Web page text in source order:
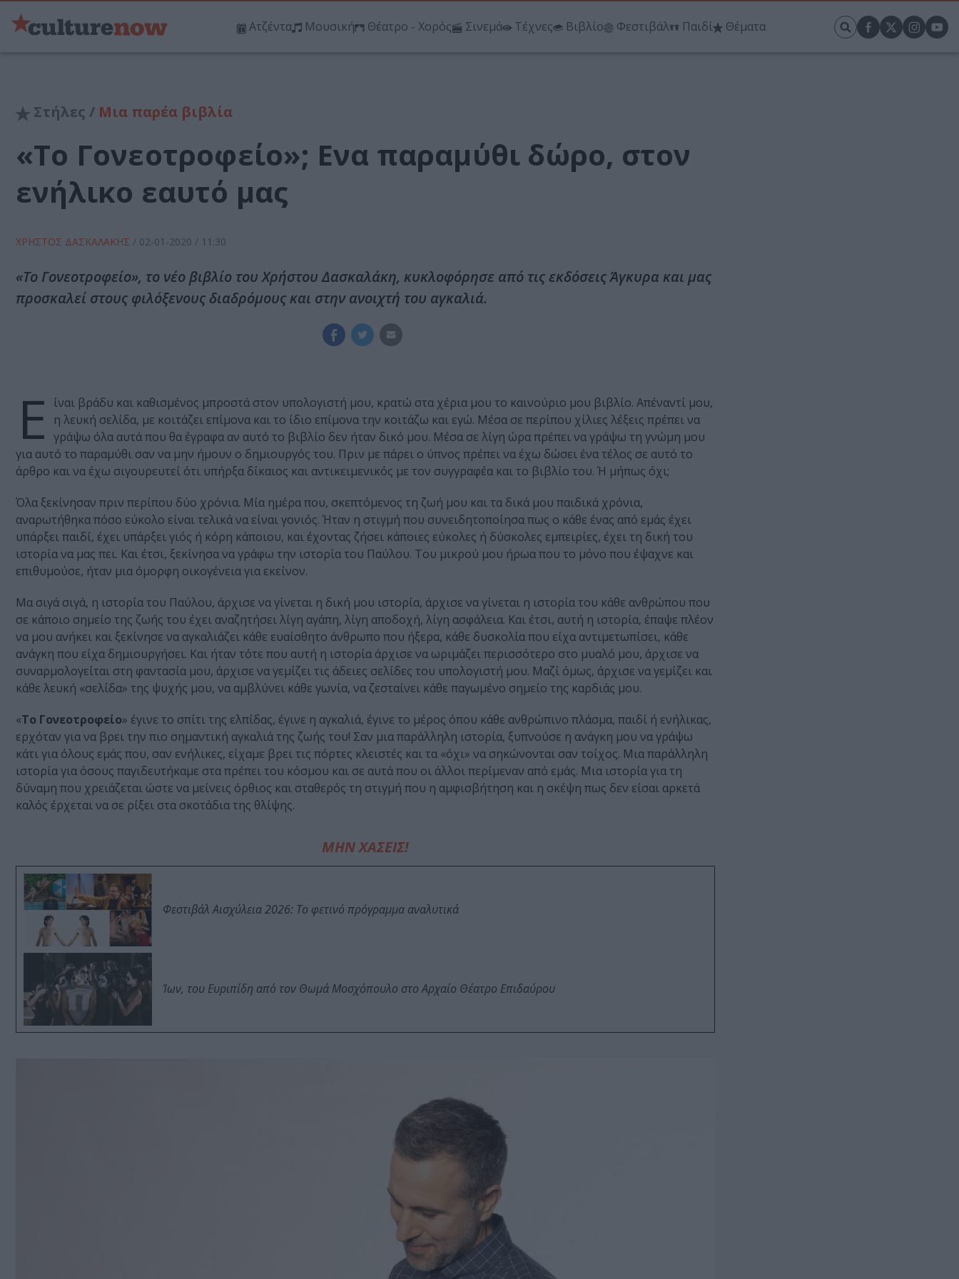
Ατζέντα Μουσική Θέατρο - Χορός Σινεμά Τέχνες Βιβλίο Φεστιβάλ Παιδί Θέματα
Στήλες / Μια παρέα βιβλία
«Το Γονεοτροφείο»; Eνα παραμύθι δώρο, στον
ενήλικο εαυτό μας
ΧΡΗΣΤΟΣ ΔΑΣΚΑΛΑΚΗΣ / 02-01-2020 / 11:30
«Το Γονεοτροφείο», το νέο βιβλίο του Χρήστου Δασκαλάκη, κυκλοφόρησε από τις εκδόσεις Άγκυρα και μας
προσκαλεί στους φιλόξενους διαδρόμους και στην ανοιχτή του αγκαλιά.
Ε
ίναι βράδυ και καθισμένος μπροστά στον υπολογιστή μου, κρατώ στα χέρια μου το καινούριο μου βιβλίο. Απέναντί μου,
η λευκή σελίδα, με κοιτάζει επίμονα και το ίδιο επίμονα την κοιτάζω και εγώ. Μέσα σε περίπου χίλιες λέξεις πρέπει να
γράψω όλα αυτά που θα έγραφα αν αυτό το βιβλίο δεν ήταν δικό μου. Μέσα σε λίγη ώρα πρέπει να γράψω τη γνώμη μου
για αυτό το παραμύθι σαν να μην ήμουν ο δημιουργός του. Πριν με πάρει ο ύπνος πρέπει να έχω δώσει ένα τέλος σε αυτό το
άρθρο και να έχω σιγουρευτεί ότι υπήρξα δίκαιος και αντικειμενικός με τον συγγραφέα και το βιβλίο του. Ή μήπως όχι;
Όλα ξεκίνησαν πριν περίπου δύο χρόνια. Μία ημέρα που, σκεπτόμενος τη ζωή μου και τα δικά μου παιδικά χρόνια,
αναρωτήθηκα πόσο εύκολο είναι τελικά να είναι γονιός. Ήταν η στιγμή που συνειδητοποίησα πως ο κάθε ένας από εμάς έχει
υπάρξει παιδί, έχει υπάρξει γιός ή κόρη κάποιου, και έχοντας ζήσει κάποιες εύκολες ή δύσκολες εμπειρίες, έχει τη δική του
ιστορία να μας πει. Και έτσι, ξεκίνησα να γράφω την ιστορία του Παύλου. Του μικρού μου ήρωα που το μόνο που έψαχνε και
επιθυμούσε, ήταν μια όμορφη οικογένεια για εκείνον.
Μα σιγά σιγά, η ιστορία του Παύλου, άρχισε να γίνεται η δική μου ιστορία, άρχισε να γίνεται η ιστορία του κάθε ανθρώπου που
σε κάποιο σημείο της ζωής του έχει αναζητήσει λίγη αγάπη, λίγη αποδοχή, λίγη ασφάλεια. Και έτσι, αυτή η ιστορία, έπαψε πλέον
να μου ανήκει και ξεκίνησε να αγκαλιάζει κάθε ευαίσθητο άνθρωπο που ήξερα, κάθε δυσκολία που είχα αντιμετωπίσει, κάθε
ανάγκη που είχα δημιουργήσει. Και ήταν τότε που αυτή η ιστορία άρχισε να ωριμάζει περισσότερο στο μυαλό μου, άρχισε να
συναρμολογείται στη φαντασία μου, άρχισε να γεμίζει τις άδειες σελίδες του υπολογιστή μου. Μαζί όμως, άρχισε να γεμίζει και
κάθε λευκή «σελίδα» της ψυχής μου, να αμβλύνει κάθε γωνία, να ζεσταίνει κάθε παγωμένο σημείο της καρδιάς μου.
«Το Γονεοτροφείο» έγινε το σπίτι της ελπίδας, έγινε η αγκαλιά, έγινε το μέρος όπου κάθε ανθρώπινο πλάσμα, παιδί ή ενήλικας,
ερχόταν για να βρει την πιο σημαντική αγκαλιά της ζωής του! Σαν μια παράλληλη ιστορία, ξυπνούσε η ανάγκη μου να γράψω
κάτι για όλους εμάς που, σαν ενήλικες, είχαμε βρει τις πόρτες κλειστές και τα «όχι» να σηκώνονται σαν τοίχος. Μια παράλληλη
ιστορία για όσους παγιδευτήκαμε στα πρέπει του κόσμου και σε αυτά που οι άλλοι περίμεναν από εμάς. Μια ιστορία για τη
δύναμη που χρειάζεται ώστε να μείνεις όρθιος και σταθερός τη στιγμή που η αμφισβήτηση και η σκέψη πως δεν είσαι αρκετά
καλός έρχεται να σε ρίξει στα σκοτάδια της θλίψης.
ΜΗΝ ΧΑΣΕΙΣ!
Φεστιβάλ Αισχύλεια 2026: Το φετινό πρόγραμμα αναλυτικά
Ίων, του Ευριπίδη από τον Θωμά Μοσχόπουλο στο Αρχαίο Θέατρο Επιδαύρου